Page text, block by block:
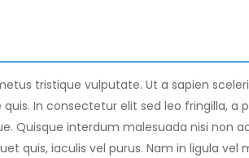
tristique vulputate. Ut a sapien
In consectetur elit sed leo fringilla,
Quisque interdum malesuada nisi non
quis, iaculis vel purus. Nam in ligula